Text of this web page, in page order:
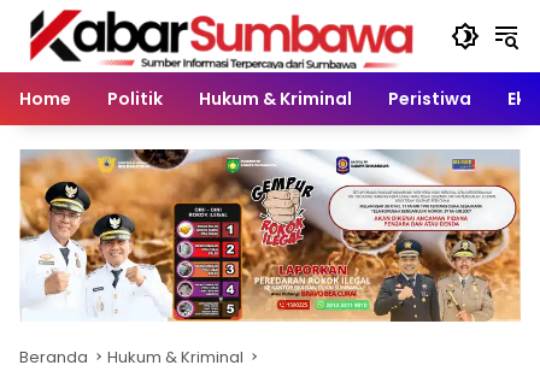
Langsung
konten
Home
Politik Hukum & Kriminal Peristiwa
Beranda Hukum & Kriminal